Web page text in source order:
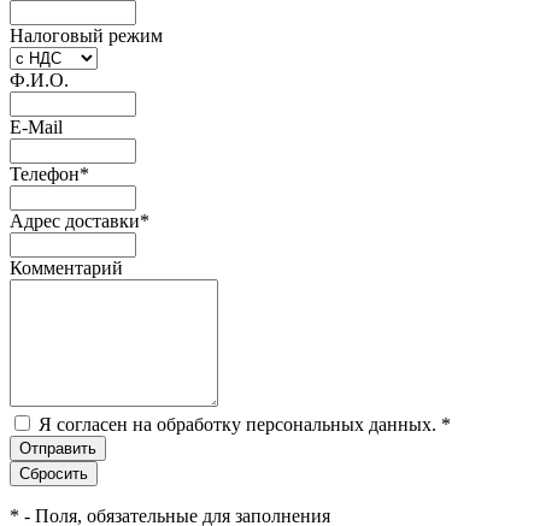
Налоговый режим
Ф.И.О.
E-Mail
Телефон*
Адрес доставки*
Комментарий
Я согласен на обработку персональных данных. *
* - Поля, обязательные для заполнения